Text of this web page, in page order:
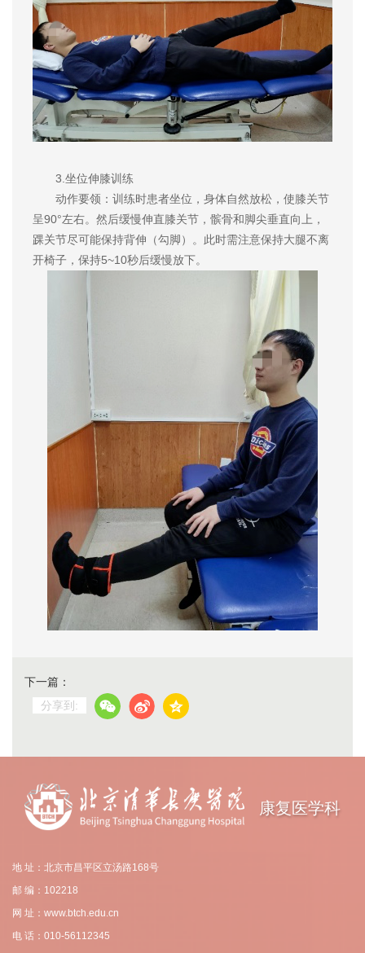
3.坐位伸膝训练
动作要领：训练时患者坐位，身体自然放松，使膝关节
呈90°左右。然后缓慢伸直膝关节，髌骨和脚尖垂直向上，
踝关节尽可能保持背伸（勾脚）。此时需注意保持大腿不离
开椅子，保持5~10秒后缓慢放下。
下一篇：
分享到:
康复医学科
地 址：北京市昌平区立汤路168号
邮 编：102218
网 址：www.btch.edu.cn
电 话：010-56112345